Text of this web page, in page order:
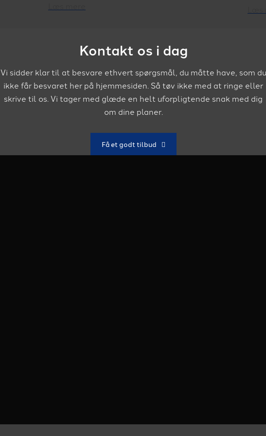
Kontakt os i dag
Vi sidder klar til at besvare ethvert spørgsmål, du måtte have, som du
ikke får besvaret her på hjemmesiden. Så tøv ikke med at ringe eller
skrive til os. Vi tager med glæde en helt uforpligtende snak med dig
om dine planer.
Få et godt tilbud